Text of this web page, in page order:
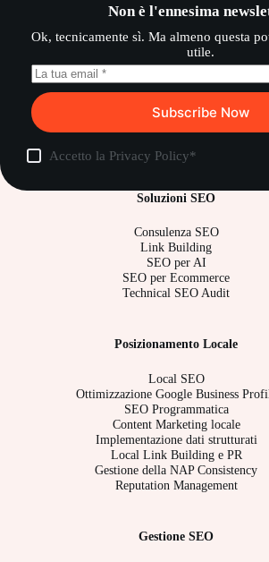
Non è l'ennesima
Ok, tecnicamente sì. Ma almeno questa
utile.
Subscribe Now
Accetto la Privacy Policy*
Soluzioni SEO
Consulenza SEO
Link Building
SEO per AI
SEO per Ecommerce
Technical SEO Audit
Posizionamento Locale
Local SEO
Ottimizzazione Google Business
SEO Programmatica
Content Marketing locale
Implementazione dati strutturati
Local Link Building e PR
Gestione della NAP Consistency
Reputation Management
Gestione SEO